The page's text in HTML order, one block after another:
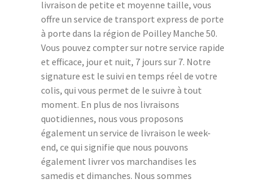
livraison de petite et moyenne taille, vous
offre un service de transport express de porte
à porte dans la région de Poilley Manche 50.
Vous pouvez compter sur notre service rapide
et efficace, jour et nuit, 7 jours sur 7. Notre
signature est le suivi en temps réel de votre
colis, qui vous permet de le suivre à tout
moment. En plus de nos livraisons
quotidiennes, nous vous proposons
également un service de livraison le week-
end, ce qui signifie que nous pouvons
également livrer vos marchandises les
samedis et dimanches. Nous sommes